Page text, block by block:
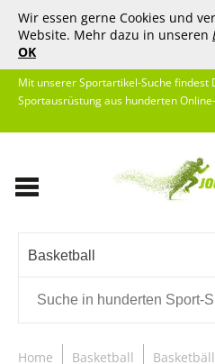
Wir essen gerne Cookies und
Website. Mehr dazu in unseren
OK
Mit unserer Sportartikel-Suche findest
Sportausrüstung aus hunderten
Basketball
Home Basketball